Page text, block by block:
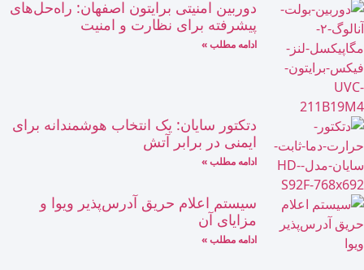
دوربین امنیتی برایتون اصفهان: راه‌حل‌های
پیشرفته برای نظارت و امنیت
ادامه مطلب »
دتکتور سایان: یک انتخاب هوشمندانه برای
ایمنی در برابر آتش
ادامه مطلب »
سیستم‌ اعلام حریق آدرس‌پذیر ویوا و
مزایای آن
ادامه مطلب »